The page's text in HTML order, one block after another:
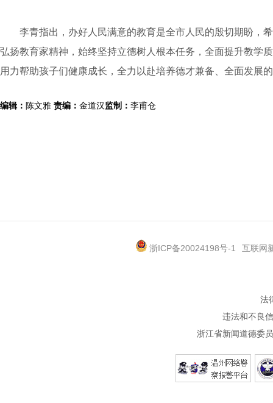
李青指出，办好人民满意的教育是全市人民的殷切期盼，
弘扬教育家精神，始终坚持立德树人根本任务，全面提升教学
用力帮助孩子们健康成长，全力以赴培养德才兼备、全面发展
编辑： 陈文雅 责编： 金道汉监制： 李甫仓
浙ICP备20024198号-1 互联网
法
违法和不良
浙江省新闻道德委